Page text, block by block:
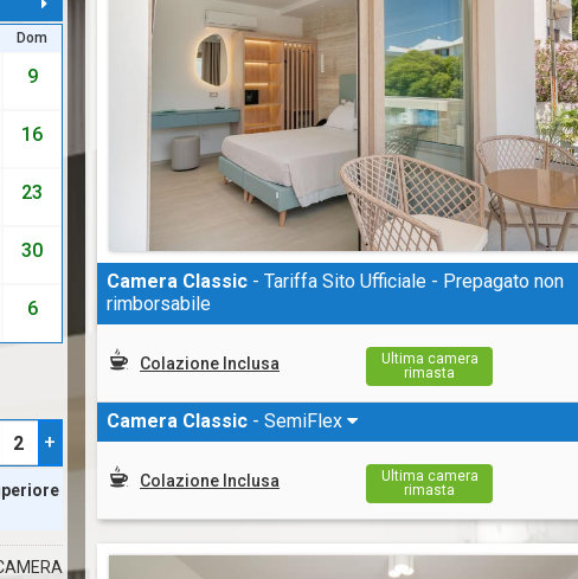
Dom
9
16
23
30
6
+
Camera Classic - Tariffa Sito Ufficiale - Prepagato non
rimborsabile
Colazione Inclusa
Ultima camera
rimasta
Camera Classic - SemiFlex
Colazione Inclusa
Ultima camera
rimasta